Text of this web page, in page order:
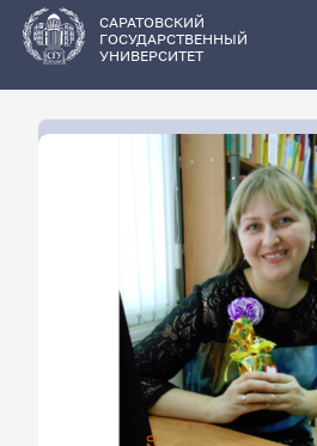
основному
содержанию
САРАТОВСКИЙ
ГОСУДАРСТВЕННЫЙ
УНИВЕРСИТЕТ